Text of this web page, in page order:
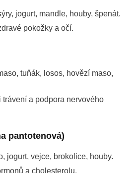
jogurt, mandle, houby, špenát.
pokožky a očí.
tuňák, losos, hovězí maso,
trávení a podpora nervového
pantotenová)
jogurt, vejce, brokolice, houby.
a cholesterolu.